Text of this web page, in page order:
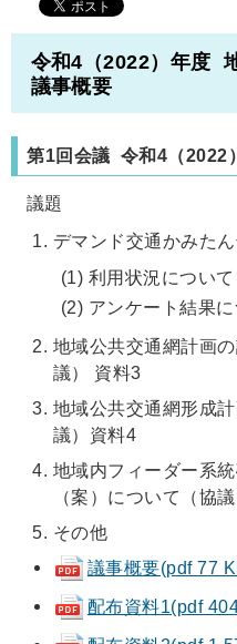
令和4（2022）年度
議事概要
第1回会議 令和4（2022
議題
デマンド交通かみた
(1) 利用状況につい
(2) アンケート結果
地域公共交通網計画
議） 資料3
地域公共交通網形成
議）資料4
地域内フィーダー系
（案）について（協
その他
議事概要(pdf 77
配布資料1(pdf